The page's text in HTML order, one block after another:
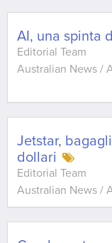
AI, una
Editorial Team
Australian News /
Jetstar,
dollari
Editorial Team
Australian News /